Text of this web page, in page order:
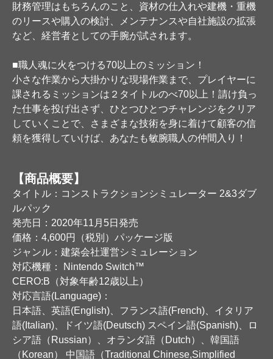
財務管理はもちろんのこと、資材の仕入れや建機・重機
のリースや購入の検討、メンテナンスや自社施設の拡張
など、経営者としての手腕が試されます。
■職人魂に火をつける70以上のミッション！
小さな作業から大掛かりな現場作業まで、プレイヤーに
課されるミッションは２タイトルのべ70以上！請け負っ
た仕事を投げ出さず、ひとつひとつチャレンジをクリア
していくことで、さまざまな技術を身に着けて顧客の信
頼を獲得していけば、あなたも敏腕職人の仲間入り！
【商品概要】
タイトル：コンストラクションシミュレーター 2&3ダブ
ルパック
発売日：2020年11月5日発売
価格：4,600円（税別）パッケージ版
ジャンル：建築会社運営シミュレーション
対応機種： Nintendo Switch™
CERO:B（対象年齢12歳以上）
対応言語(Language)：
日本語、英語(English)、フランス語(French)、イタリア
語(Italian)、ドイツ語(Deutsch) スペイン語(Spanish)、ロ
シア語（Russian）、オランダ語（Dutch）、韓国語
（Korean） 中国語（Traditional Chinese,Simplified